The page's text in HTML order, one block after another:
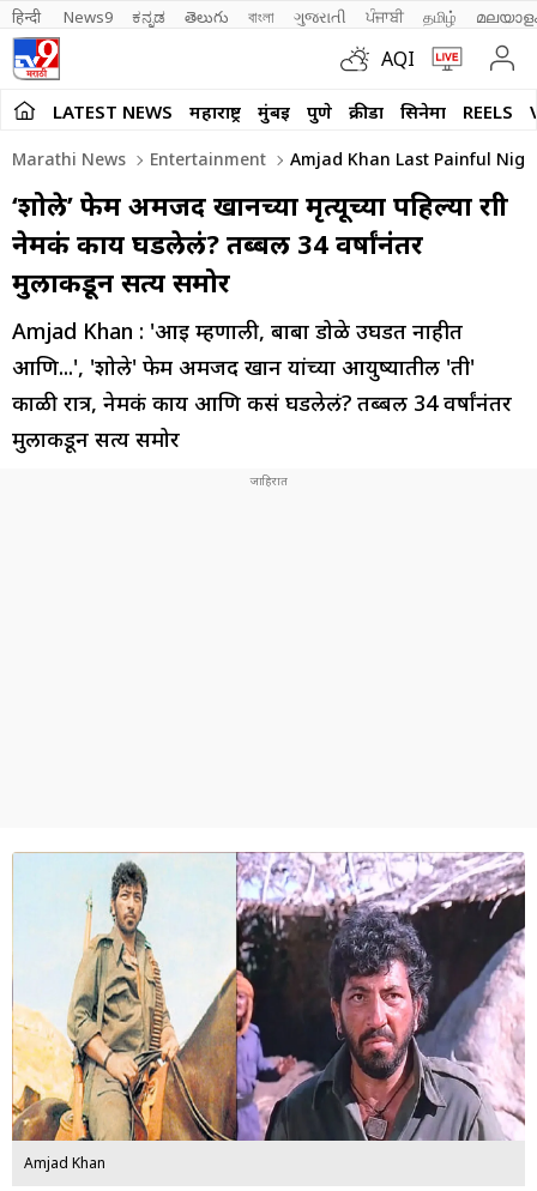
हिन्दी News9 ಕನ್ನಡ తెలుగు বাংলা ગુજરાતી ਪੰਜਾਬੀ தமிழ்
AQI
LATEST NEWS महाराष्ट्र मुंबई पुणे क्रीडा सिनेमा REELS
Marathi News Entertainment Amjad Khan Last Painful
‘शोले’ फेम अमजद खानच्या मृत्यूच्या पहिल्या रात्री
नेमकं काय घडलेलं? तब्बल 34 वर्षांनंतर
मुलाकडून सत्य समोर
Amjad Khan : 'आई म्हणाली, बाबा डोळे उघडत नाहीत
आणि...', 'शोले' फेम अमजद खान यांच्या आयुष्यातील 'ती'
काळी रात्र, नेमकं काय आणि कसं घडलेलं? तब्बल 34 वर्षांनंतर
मुलाकडून सत्य समोर
Amjad Khan